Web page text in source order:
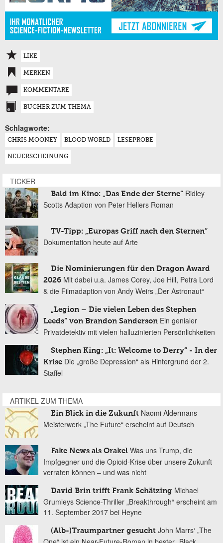
LIKE
MERKEN
KOMMENTARE
BÜCHER ZUM THEMA
Schlagworte:
CHRIS MOONEY BLOOD WORLD LESEPROBE
NEUERSCHEINUNG
TICKER
Bald im Kino: „Das Ende der Sterne“ Ridley
Scotts Adaption von Peter Hellers Roman
TV-Tipp: „Europas Griff nach den Sternen“
Dokumentation heute auf Arte
Die Nominierungen für den Dragon Award
2026 Mit dabei u.a. James Corey, Joe Hill, Petra Lord
& die Filmadaption von Andy Weirs „Der Astronaut“
„Legion – Die vielen Leben des Stephen
Leeds“ von Brandon Sanderson Ein genialer
Privatdetektiv mit vielen halluzinierten Persönlichkeiten
Stephen King: „It: Welcome to Derry“ - In der
Krise Die „große Depression“ als Hintergrund der 2.
Staffel
ARTIKEL ZUM THEMA
Ein Blick in die Zukunft Naomi Aldermans
Meisterwerk „The Future“ erscheint auf Deutsch
Fake News als Orakel Was uns Trump, die
Impfgegner und die Opioid-Krise über unsere Zukunft
verraten können – und was nicht
David Brin trifft Frank Schätzing Michael
Grumleys Science-Thriller „Breakthrough“ erscheint am
11. September 2017 bei Heyne
(Alb-)Traumpartner gesucht John Marrs‘ „The